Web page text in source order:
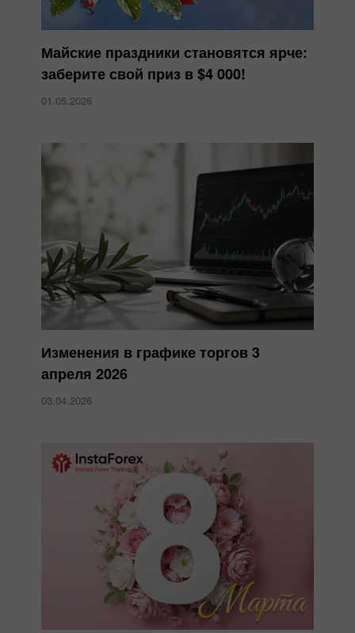
Майские праздники становятся ярче:
заберите свой приз в $4 000!
01.05.2026
Изменения в графике торгов 3
апреля 2026
03.04.2026